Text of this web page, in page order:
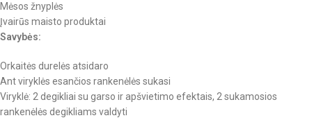
Mėsos žnyplės
Įvairūs maisto produktai
Savybės:
Orkaitės durelės atsidaro
Ant viryklės esančios rankenėlės sukasi
Viryklė: 2 degikliai su garso ir apšvietimo efektais, 2 sukamosios
rankenėlės degikliams valdyti